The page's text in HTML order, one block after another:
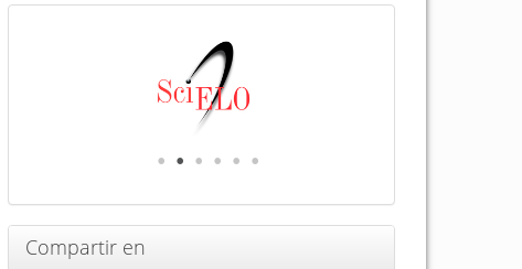
Compartir en